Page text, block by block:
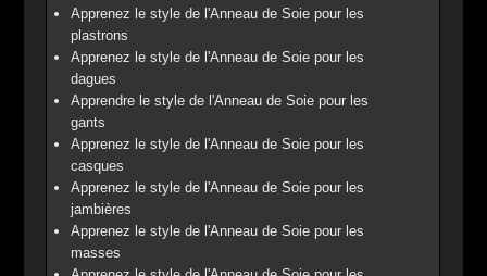
Apprenez le style de l'Anneau de Soie pour les
plastrons
Apprenez le style de l'Anneau de Soie pour les
dagues
Apprendre le style de l'Anneau de Soie pour les
gants
Apprenez le style de l'Anneau de Soie pour les
casques
Apprenez le style de l'Anneau de Soie pour les
jambières
Apprenez le style de l'Anneau de Soie pour les
masses